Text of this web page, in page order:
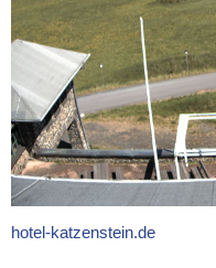
hotel-katzenstein.de